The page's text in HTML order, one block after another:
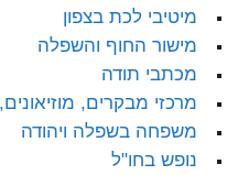
מיטיבי לכת בצפון
מישור החוף והשפלה
מכתבי תודה
מרכזי מבקרים,
משפחה בשפלה ויהודה
נופש בחו"ל